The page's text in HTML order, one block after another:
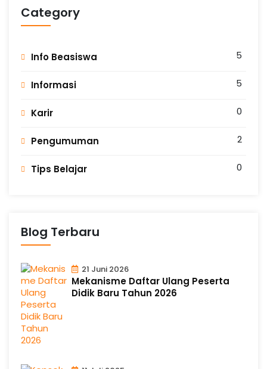
Category
Info Beasiswa 5
Informasi 5
Karir 0
Pengumuman 2
Tips Belajar 0
Blog Terbaru
21 Juni 2026
Mekanisme Daftar Ulang Peserta
Didik Baru Tahun 2026